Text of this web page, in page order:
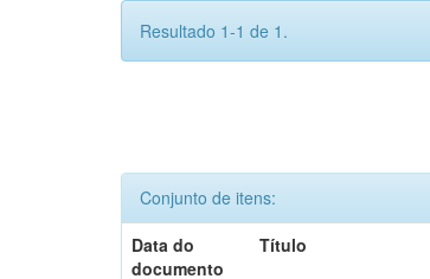
Resultado 1-1 de 1.
Conjunto de itens:
Data do
documento
Título